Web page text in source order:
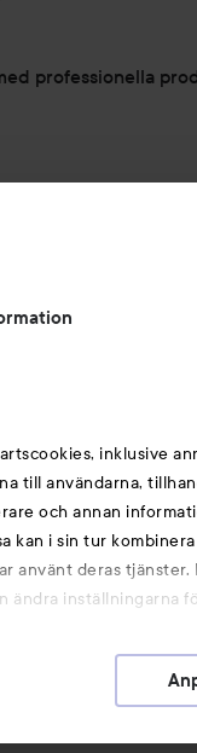
inklusive
till användarna,
och annan
kan i sin tur
använt deras
ändra inställningarna
professionella
of the World
gillar